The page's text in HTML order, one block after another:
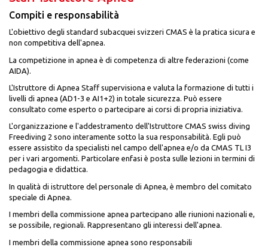
Compiti e responsabilità
L'obiettivo degli standard subacquei svizzeri CMAS è la pratica sicura e
non competitiva dell'apnea.
La competizione in apnea è di competenza di altre federazioni (come
AIDA).
L'Istruttore di Apnea Staff supervisiona e valuta la formazione di tutti i
livelli di apnea (AD1-3 e AI1+2) in totale sicurezza. Può essere
consultato come esperto o partecipare ai corsi di propria iniziativa.
L'organizzazione e l'addestramento dell'Istruttore CMAS swiss diving
Freediving 2 sono interamente sotto la sua responsabilità. Egli può
essere assistito da specialisti nel campo dell'apnea e/o da CMAS TL I3
per i vari argomenti. Particolare enfasi è posta sulle lezioni in termini di
pedagogia e didattica.
In qualità di istruttore del personale di Apnea, è membro del comitato
speciale di Apnea.
I membri della commissione apnea partecipano alle riunioni nazionali e,
se possibile, regionali. Rappresentano gli interessi dell'apnea.
I membri della commissione apnea sono responsabili